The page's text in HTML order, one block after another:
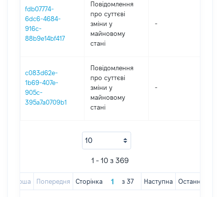
fdb07774-
6dc6-4684-
916c-
88b9e14bf417
Повідомлення
про суттєві
зміни y
майновому
стані
-
c083d62e-
1b69-407e-
905c-
395a7a0709b1
Повідомлення
про суттєві
зміни y
майновому
стані
-
1 - 10 з 369
Перша Попередня Сторінка з 37 Наступна Остання